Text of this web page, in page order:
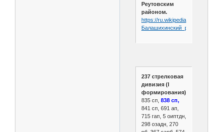
Реутовским
районом.
https://ru.wikipedia.org/wiki/
Балашихинский_район
237 стрелковая
дивизия (I
формирования)
835 сп, 838 сп,
841 сп, 691 ап,
715 гап, 5 оиптдн,
298 озадн, 270